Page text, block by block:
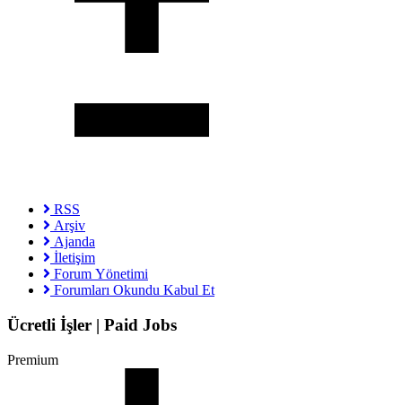
RSS
Arşiv
Ajanda
İletişim
Forum Yönetimi
Forumları Okundu Kabul Et
Ücretli İşler | Paid Jobs
Premium